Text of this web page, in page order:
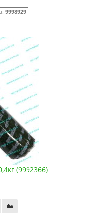
9998929
(9992366)